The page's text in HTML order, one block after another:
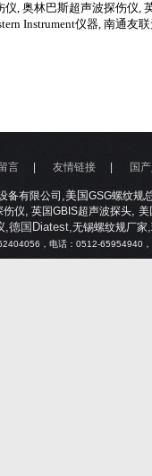
仪, 奥林巴斯超声波探伤仪,
Instrument仪器, 南通友
备有限公司 ,美国GSG螺纹规
伤仪, 英国GBIS超声波探头, 美
,德国Diatest,无锡螺纹规厂家,
，电话：0512-65954940
言 友情链接 国